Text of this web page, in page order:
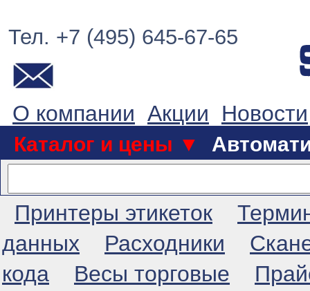
Тел. +7 (495) 645-67-65
О компании Акции Новости
Каталог и цены ▼
Принтеры этикеток
данных
Расходники
кода
Весы торговые